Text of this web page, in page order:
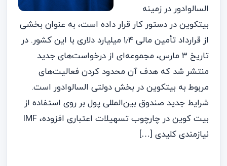
السالوادور در زمینه
بیتکوین در دستور کار قرار داده است، به عنوان بخشی
از قرارداد تأمین مالی ۱٫۴ میلیارد دلاری با این کشور. در
تاریخ ۳ مارس، مجموعه‌ای از درخواست‌های جدید
منتشر شد که هدف آن محدود کردن فعالیت‌های
مربوط به بیتکوین در بخش دولتی السالوادور است.
شرایط جدید صندوق بین‌المللی پول بر روی استفاده از
بیت کوین در چارچوب تسهیلات اعتباری افزوده، IMF
نیازمندی کلیدی […]